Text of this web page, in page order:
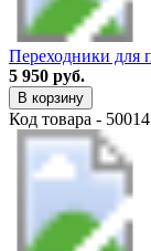
Переходники для
5 950 руб.
В корзину
Код товара -